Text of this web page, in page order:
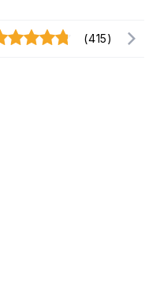
(415)